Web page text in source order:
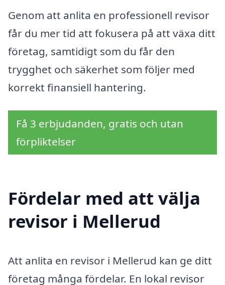
Genom att anlita en professionell revisor
får du mer tid att fokusera på att växa ditt
företag, samtidigt som du får den
trygghet och säkerhet som följer med
korrekt finansiell hantering.
Få 3 erbjudanden, gratis och utan
förpliktelser
Fördelar med att välja
revisor i Mellerud
Att anlita en revisor i Mellerud kan ge ditt
företag många fördelar. En lokal revisor